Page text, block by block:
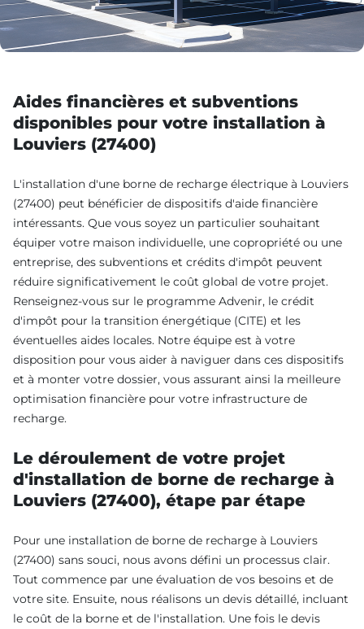
Aides financières et subventions
disponibles pour votre installation à
Louviers (27400)
L'installation d'une borne de recharge électrique à Louviers
(27400) peut bénéficier de dispositifs d'aide financière
intéressants. Que vous soyez un particulier souhaitant
équiper votre maison individuelle, une copropriété ou une
entreprise, des subventions et crédits d'impôt peuvent
réduire significativement le coût global de votre projet.
Renseignez-vous sur le programme Advenir, le crédit
d'impôt pour la transition énergétique (CITE) et les
éventuelles aides locales. Notre équipe est à votre
disposition pour vous aider à naviguer dans ces dispositifs
et à monter votre dossier, vous assurant ainsi la meilleure
optimisation financière pour votre infrastructure de
recharge.
Le déroulement de votre projet
d'installation de borne de recharge à
Louviers (27400), étape par étape
Pour une installation de borne de recharge à Louviers
(27400) sans souci, nous avons défini un processus clair.
Tout commence par une évaluation de vos besoins et de
votre site. Ensuite, nous réalisons un devis détaillé, incluant
le coût de la borne et de l'installation. Une fois le devis